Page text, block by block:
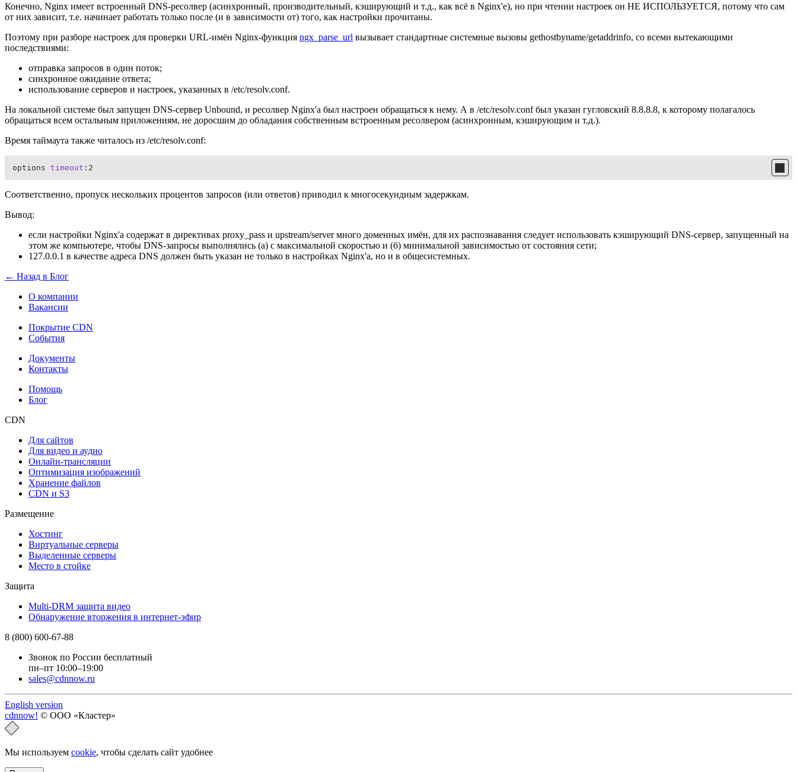
Конечно, Nginx имеет встроенный DNS-ресолвер (асинхронный, производительный, кэширующий и т.д., как всё в Nginx'e), но при чтении настроек он НЕ ИСПОЛЬЗУЕТСЯ, потому что сам
от них зависит, т.е. начинает работать только после (и в зависимости от) того, как настройки прочитаны.
Поэтому при разборе настроек для проверки URL-имён Nginx-функция ngx_parse_url вызывает стандартные системные вызовы gethostbyname/getaddrinfo, со всеми вытекающими
последствиями:
отправка запросов в один поток;
синхронное ожидание ответа;
использование серверов и настроек, указанных в /etc/resolv.conf.
На локальной системе был запущен DNS-сервер Unbound, и ресолвер Nginx'a был настроен обращаться к нему. А в /etc/resolv.conf был указан гугловский 8.8.8.8, к которому полагалось
обращаться всем остальным приложениям, не доросшим до обладания собственным встроенным ресолвером (асинхронным, кэширующим и т.д.).
Время таймаута также читалось из /etc/resolv.conf:
options timeout :2
Соответственно, пропуск нескольких процентов запросов (или ответов) приводил к многосекундным задержкам.
Вывод:
если настройки Nginx'a содержат в директивах proxy_pass и upstream/server много доменных имён, для их распознавания следует использовать кэширующий DNS-сервер, запущенный на
этом же компьютере, чтобы DNS-запросы выполнялись (а) с максимальной скоростью и (б) минимальной зависимостью от состояния сети;
127.0.0.1 в качестве адреса DNS должен быть указан не только в настройках Nginx'a, но и в общесистемных.
← Назад в Блог
О компании
Вакансии
Покрытие CDN
События
Документы
Контакты
Помощь
Блог
CDN
Для сайтов
Для видео и аудио
Онлайн-трансляции
Оптимизация изображений
Хранение файлов
CDN и S3
Размещение
Хостинг
Виртуальные серверы
Выделенные серверы
Место в стойке
Защита
Multi-DRM защита видео
Обнаружение вторжения в интернет-эфир
8 (800) 600-67-88
Звонок по России бесплатный
пн–пт 10:00–19:00
sales@cdnnow.ru
English version
cdnnow! © ООО «Кластер»
Мы используем cookie, чтобы сделать сайт удобнее